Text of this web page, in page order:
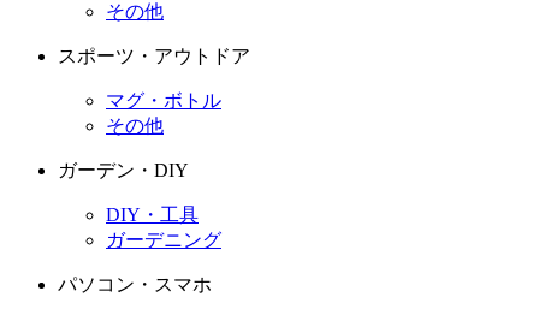
その他
スポーツ・アウトドア
マグ・ボトル
その他
ガーデン・DIY
DIY・工具
ガーデニング
パソコン・スマホ